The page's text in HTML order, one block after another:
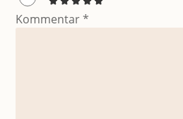
Kommentar*